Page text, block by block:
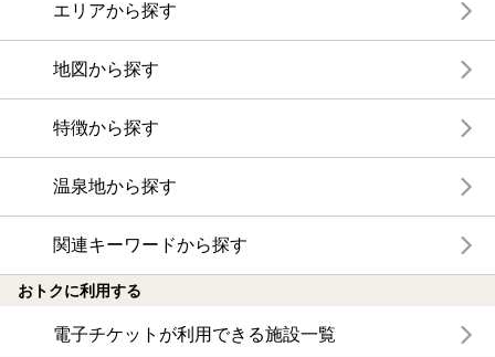
エリアから探す
地図から探す
特徴から探す
温泉地から探す
関連キーワードから探す
おトクに利用する
電子チケットが利用できる施設一覧